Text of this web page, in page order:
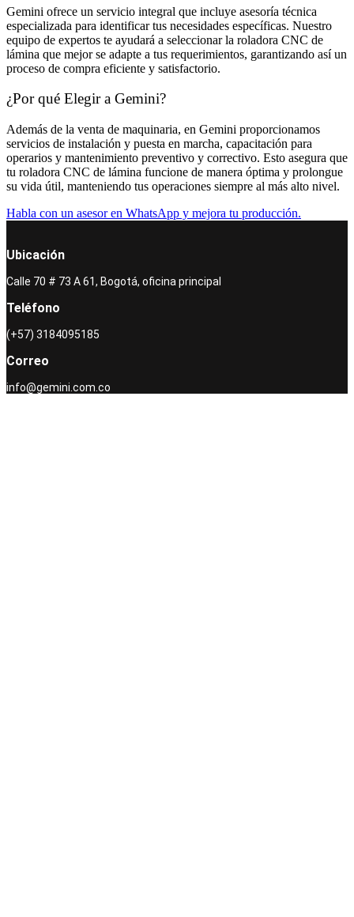
Gemini ofrece un servicio integral que incluye asesoría técnica
especializada para identificar tus necesidades específicas. Nuestro
equipo de expertos te ayudará a seleccionar la roladora CNC de
lámina que mejor se adapte a tus requerimientos, garantizando así un
proceso de compra eficiente y satisfactorio.
¿Por qué Elegir a Gemini?
Además de la venta de maquinaria, en Gemini proporcionamos
servicios de instalación y puesta en marcha, capacitación para
operarios y mantenimiento preventivo y correctivo. Esto asegura que
tu roladora CNC de lámina funcione de manera óptima y prolongue
su vida útil, manteniendo tus operaciones siempre al más alto nivel.
Habla con un asesor en WhatsApp y mejora tu producción.
Ubicación
Calle 70 # 73 A 61, Bogotá, oficina principal
Teléfono
(+57) 3184095185
Correo
info@gemini.com.co